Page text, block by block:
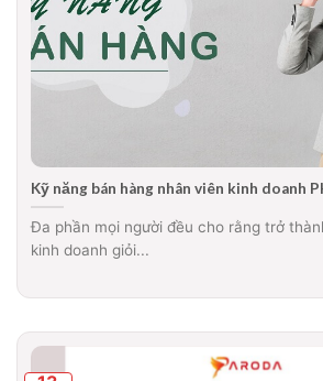
Kỹ năng bán hàng nhân viên kinh doanh
Đa phần mọi người đều cho rằng trở
kinh doanh giỏi...